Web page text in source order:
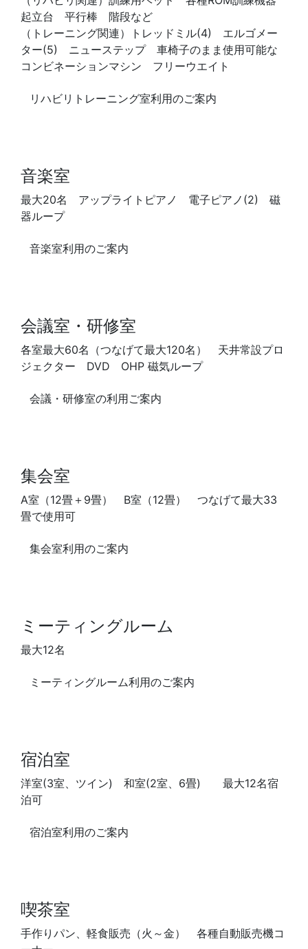
起立台 平行棒 階段など
（トレーニング関連）トレッドミル(4) エルゴメー
ター(5) ニューステップ 車椅子のまま使用可能な
コンビネーションマシン フリーウエイト
リハビリトレーニング室利用のご案内
音楽室
最大20名 アップライトピアノ 電子ピアノ(2) 磁
器ループ
音楽室利用のご案内
会議室・研修室
各室最大60名（つなげて最大120名） 天井常設プロ
ジェクター DVD OHP 磁気ループ
会議・研修室の利用ご案内
集会室
A室（12畳＋9畳） B室（12畳） つなげて最大33
畳で使用可
集会室利用のご案内
ミーティングルーム
最大12名
ミーティングルーム利用のご案内
宿泊室
洋室(3室、ツイン) 和室(2室、6畳) 最大12名宿
泊可
宿泊室利用のご案内
喫茶室
手作りパン、軽食販売（火～金） 各種自動販売機コ